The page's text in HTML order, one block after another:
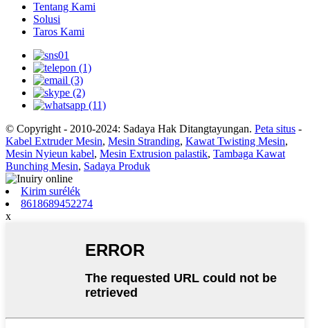
Tentang Kami
Solusi
Taros Kami
© Copyright - 2010-2024: Sadaya Hak Ditangtayungan. Peta situs -
Kabel Extruder Mesin, Mesin Stranding, Kawat Twisting Mesin,
Mesin Nyieun kabel, Mesin Extrusion palastik, Tambaga Kawat
Bunching Mesin, Sadaya Produk
Kirim surélék
8618689452274
x